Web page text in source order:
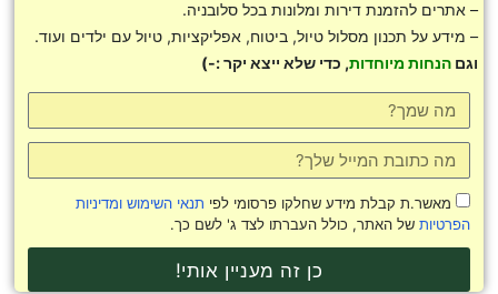
– אתרים להזמנת דירות ומלונות בכל סלובניה.
– מידע על תכנון מסלול טיול, ביטוח, אפליקציות, טיול עם ילדים ועוד.
וגםהנחות מיוחדות, כדי שלא ייצא יקר :-)
מאשר.ת קבלת מידע שחלקו פרסומי לפי תנאי השימוש ומדיניות
הפרטיותשל האתר, כולל העברתו לצד ג' לשם כך.
כן זה מעניין אותי!